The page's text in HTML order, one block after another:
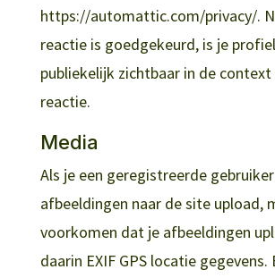
https://automattic.com/privacy/.
reactie is goedgekeurd, is je
publiekelijk zichtbaar in de context
reactie.
Media
Als je een geregistreerde
afbeeldingen naar de site upload,
voorkomen dat je afbeeldingen
daarin EXIF GPS locatie gegevens.